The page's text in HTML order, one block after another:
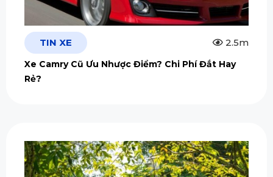
TIN XE 2.5m
Xe Camry Cũ Ưu Nhược Điểm? Chi Phí Đắt Hay
Rẻ?